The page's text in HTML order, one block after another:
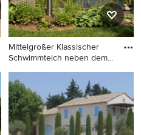
Mittelgroßer Klassischer
Schwimmteich neben dem
Mittelgroßer Klassischer
Schwimmteich neben dem
Haus in individueller Form
mit Wasserrutsche und
Natursteinplatten in Stuttgart